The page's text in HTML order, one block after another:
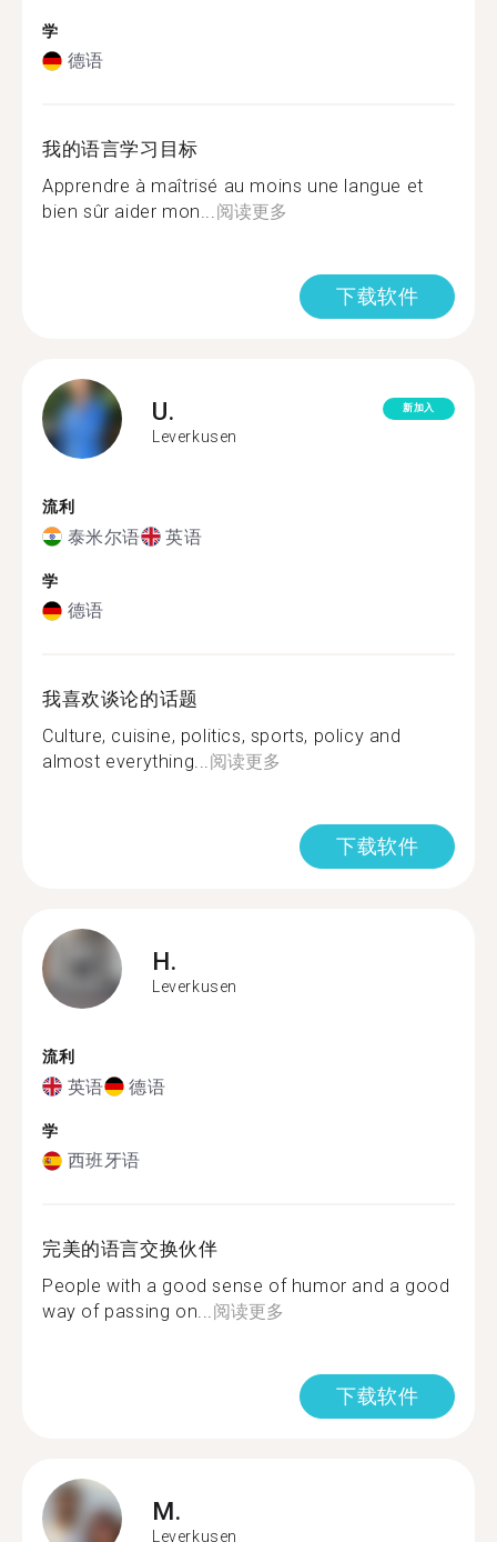
学
德语
我的语言学习目标
Apprendre à maîtrisé au moins une langue et
bien sûr aider mon...阅读更多
下载软件
U.
Leverkusen
新加入
流利
泰米尔语 英语
学
德语
我喜欢谈论的话题
Culture, cuisine, politics, sports, policy and
almost everything...阅读更多
下载软件
H.
Leverkusen
流利
英语 德语
学
西班牙语
完美的语言交换伙伴
People with a good sense of humor and a good
way of passing on...阅读更多
下载软件
M.
Leverkusen